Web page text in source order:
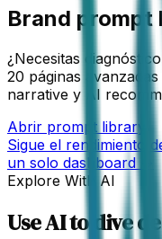
Brand prompt
¿Necesitas
20 páginas
narrative y AI
Abrir prompt library
Sigue el rendimiento
un solo dashboard →
Explore With AI
Use AI to dive